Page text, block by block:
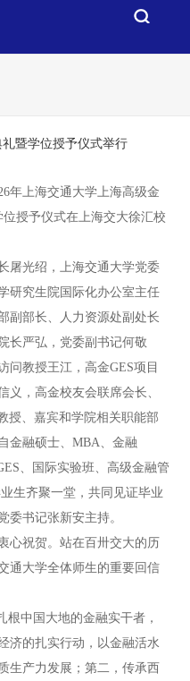
暨学位授予仪式举行
年上海交通大学上海高级金
授予仪式在上海交大徐汇校
屠光绍，上海交通大学党委
研究生院国际化办公室主任
副部长、人力资源处副处长
长严弘，党委副书记何敬
问教授王江，高金GES项目
义，高金校友会联席会长、
授、嘉宾和学院相关职能部
金融硕士、MBA、金融
、国际实验班、高级金融管
生齐聚一堂，共同见证毕业
委书记张新安主持。
心祝贺。站在百卅交大的历
通大学全体师生的重要回信
根中国大地的金融实干者，
济的扎实行动，以金融活水
生产力发展；第二，传承西